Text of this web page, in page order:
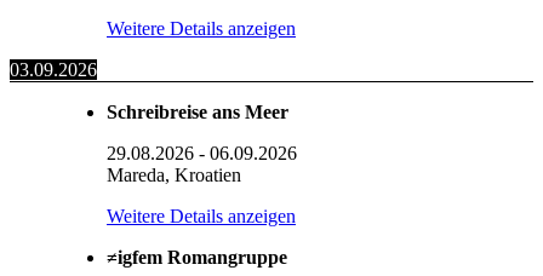
Weitere Details anzeigen
03.09.2026
Schreibreise ans Meer
29.08.2026 - 06.09.2026
Mareda, Kroatien
Weitere Details anzeigen
≠igfem Romangruppe